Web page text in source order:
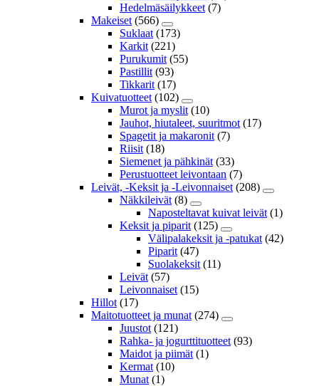
Hedelmäsäilykkeet (7)
Makeiset (566)
Suklaat (173)
Karkit (221)
Purukumit (55)
Pastillit (93)
Tikkarit (17)
Kuivatuotteet (102)
Murot ja myslit (10)
Jauhot, hiutaleet, suuritmot (17)
Spagetit ja makaronit (7)
Riisit (18)
Siemenet ja pähkinät (33)
Perustuotteet leivontaan (7)
Leivät, -Keksit ja -Leivonnaiset (208)
Näkkileivät (8)
Naposteltavat kuivat leivät (1)
Keksit ja piparit (125)
Välipalakeksit ja -patukat (42)
Piparit (47)
Suolakeksit (11)
Leivät (57)
Leivonnaiset (15)
Hillot (17)
Maitotuotteet ja munat (274)
Juustot (121)
Rahka- ja jogurttituotteet (93)
Maidot ja piimät (1)
Kermat (10)
Munat (1)